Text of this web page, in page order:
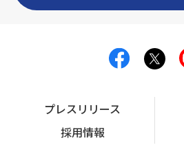
プレスリリース
採用情報